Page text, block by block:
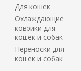
Для кошек
Охлаждающие
коврики для
кошек и собак
Переноски для
кошек и собак